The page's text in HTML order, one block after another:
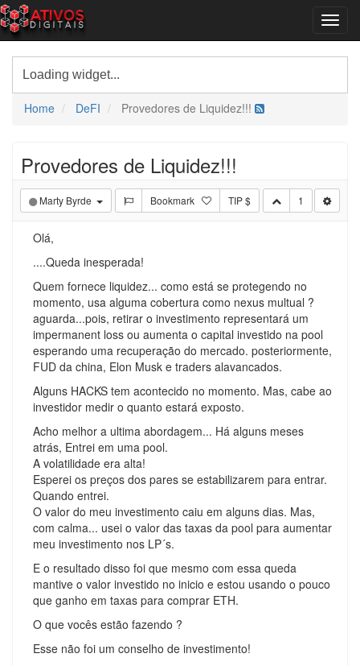
Home DeFI Provedores de Liquidez!!!
Provedores de Liquidez!!!
Marty Byrde Bookmark TIP $ 1
Olá,
....Queda inesperada!
Quem fornece liquidez... como está se protegendo no
momento, usa alguma cobertura como nexus multual ?
aguarda...pois, retirar o investimento representará um
impermanent loss ou aumenta o capital investido na pool
esperando uma recuperação do mercado. posteriormente,
FUD da china, Elon Musk e traders alavancados.
Alguns HACKS tem acontecido no momento. Mas, cabe ao
investidor medir o quanto estará exposto.
Acho melhor a ultima abordagem... Há alguns meses
atrás, Entrei em uma pool.
A volatilidade era alta!
Esperei os preços dos pares se estabilizarem para entrar.
Quando entrei.
O valor do meu investimento caiu em alguns dias. Mas,
com calma... usei o valor das taxas da pool para aumentar
meu investimento nos LP´s.
E o resultado disso foi que mesmo com essa queda
mantive o valor investido no inicio e estou usando o pouco
que ganho em taxas para comprar ETH.
O que vocês estão fazendo ?
Esse não foi um conselho de investimento!